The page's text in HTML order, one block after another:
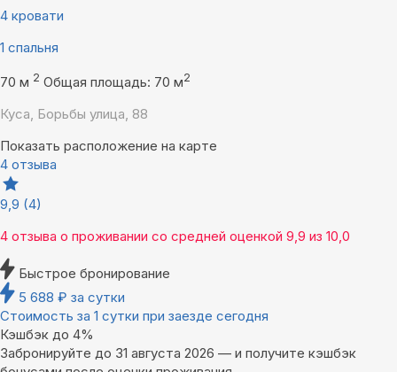
4 кровати
1 спальня
70 м 2 Общая площадь: 70 м2
Куса, Борьбы улица, 88
Показать расположение на карте
4 отзыва
9,9 (4)
4 отзыва о проживании со средней оценкой 9,9 из 10,0
Быстрое бронирование
5 688 ₽ за сутки
Стоимость за 1 сутки при заезде сегодня
Кэшбэк до 4%
Забронируйте до 31 августа 2026 — и получите кэшбэк